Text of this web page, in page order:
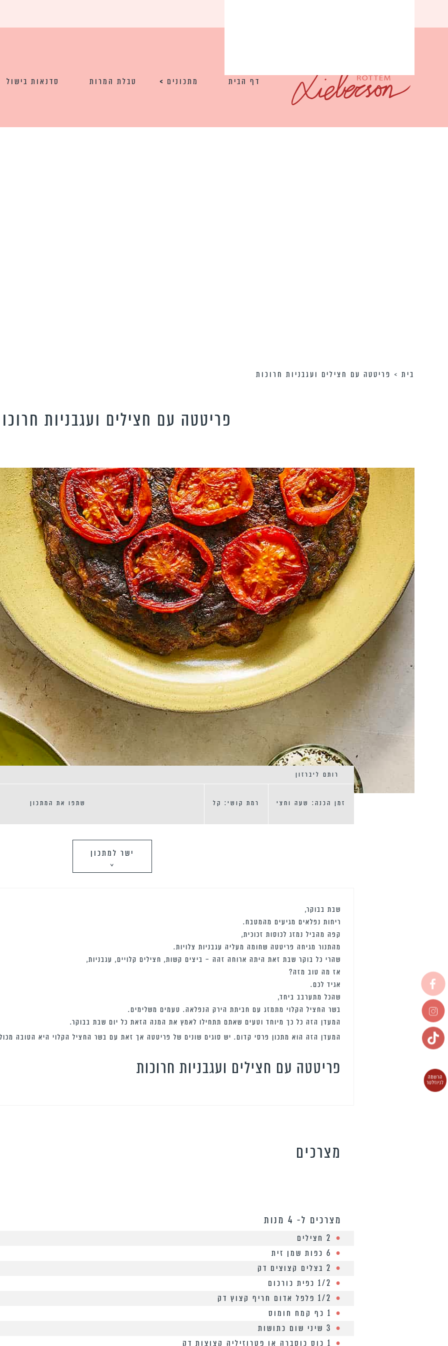
דף הבית מתכונים טבלת המרות סדנאות בישול
בית > פריטטה עם חצילים ועגבניות חרוכות
פריטטה עם חצילים ועגבניות
רותם ליברזון
זמן הכנה: שעה וחצי רמת קושי: קל שתפו את המתכון
ישר למתכון
>
שבת בבוקר,
ריחות נפלאים מגיעים מהמטבח.
קפה מהביל נמזג לכוסות זכוכית,
מהתנור מגיחה פריטטה שחומה מעליה עגבניות צלויות.
שהרי כל בוקר שבת זאת היתה ארוחה זהה – ביצים קשות, חצילים קלויים, עגבניות,
אז מה טוב מזה?
אגיד לכם.
שהכל מתערבב ביחד,
בשר החציל הקלוי מתמזג עם חביתת הירק הנפלאה. טעמים משלימים.
המעדן הזה כל כך מיוחד וטעים שאתם תתחילו לאמץ את המנה הזאת כל יום שבת בבוקר.
המעדן הזה הוא מתכון פרסי קדום. יש סוגים שונים של פריטטה אך זאת עם בשר החציל הקלוי היא הטובה
פריטטה עם חצילים ועגבניות חרוכות
מצרכים
מצרכים ל- 4 מנות
2 חצילים
6 כפות שמן זית
2 בצלים קצוצים דק
1/2 כפית כורכום
1/2 פלפל אדום חריף קצוץ דק
1 כף קמח חומוס
3 שיני שום כתושות
1 כוס כוסברה או פטרוזיליה קצוצות דק